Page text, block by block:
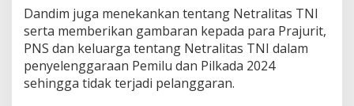
u
r
t
,
P
Dandim juga menekankan tentang Netralitas TNI
serta memberikan gambaran kepada para Prajurit,
PNS dan keluarga tentang Netralitas TNI dalam
penyelenggaraan Pemilu dan Pilkada 2024
sehingga tidak terjadi pelanggaran.